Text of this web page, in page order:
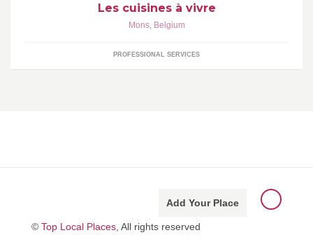
Les cuisines à vivre
Mons, Belgium
PROFESSIONAL SERVICES
Add Your Place
© Top Local Places , All rights reserved